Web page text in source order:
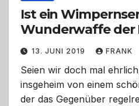
Ist ein
Wunderwaffe der
13. JUNI 2019 FRANK
Seien wir doch mal
insgeheim von einem
der das Gegenüber